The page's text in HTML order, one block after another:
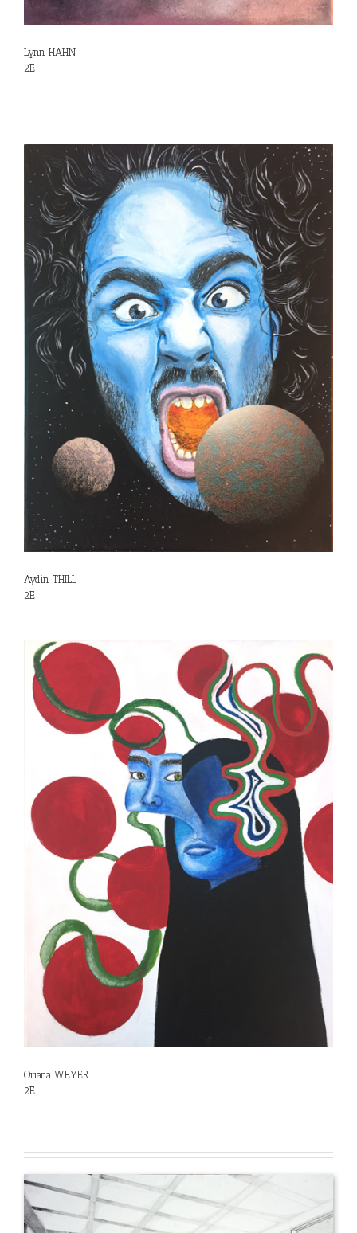
Lynn HAHN
2E
Aydin THILL
2E
Oriana WEYER
2E